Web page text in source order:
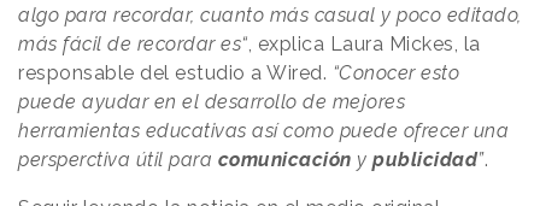
algo para recordar, cuanto más casual y poco editado,
más fácil de recordar es“ , explica Laura Mickes, la
responsable del estudio a Wired. “Conocer esto
puede ayudar en el desarrollo de mejores
herramientas educativas así como puede ofrecer una
persperctiva útil para comunicación y publicidad”.